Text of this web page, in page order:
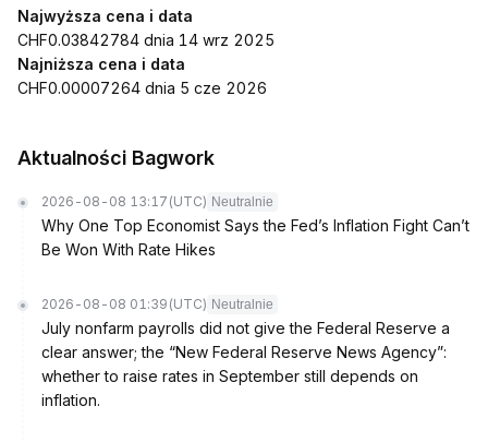
Najwyższa cena i data
CHF0.03842784 dnia 14 wrz 2025
Najniższa cena i data
CHF0.00007264 dnia 5 cze 2026
Aktualności Bagwork
2026-08-08 13:17 (UTC) Neutralnie
Why One Top Economist Says the Fed’s Inflation Fight Can’t
Be Won With Rate Hikes
2026-08-08 01:39 (UTC) Neutralnie
July nonfarm payrolls did not give the Federal Reserve a
clear answer; the “New Federal Reserve News Agency”:
whether to raise rates in September still depends on
inflation.